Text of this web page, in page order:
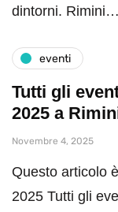
dintorni. Rimini…
eventi
Tutti gli
2025 a
Novembre 4, 2025
Questo articolo
2025 Tutti gli